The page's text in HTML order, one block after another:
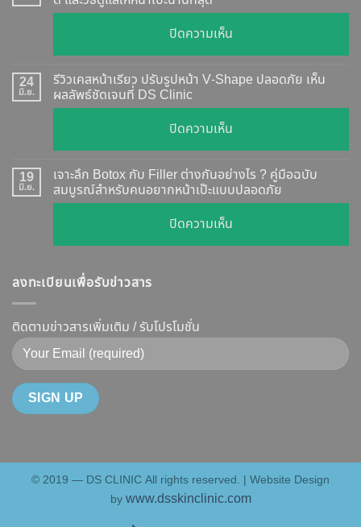
อย่างไร
อัปเดต
2026
ยี่ห้อ
แบบ
ปิดความเห็น
ฉีด
Botox
วัน
ผล
?
เจาะ
ดี
วิธี
นาน
ที่สุด
24
มิ.ย.
รีวิวเคสหน้าเรียว ปรับรูปหน้า V-Shape ปลอดภัย เห็น
ผลลัพธ์ชัดเจนที่ DS Clinic
ปิดความเห็น
รีวิว
เคส
หน้า
เรียว
รูป
ผลลัพธ์
19
มิ.ย.
เจาะลึก Botox กับ Filler ต่างกันอย่างไร ? คู่มือฉบับ
สมบูรณ์สำหรับคนอยากหน้าเป๊ะแบบปลอดภัย
ปิดความเห็น
เจาะ
ต่าง
สมบูรณ์
สำหรับ
คน
ลงทะเบียนเพื่อรับข่าวสาร
ติดตามข่าวสารเพิ่มเติม / รับโปรโมชั่น
© 2019 — DS CLINIC All rights reserved. | Website Design
bywww.dsskinclinic.com